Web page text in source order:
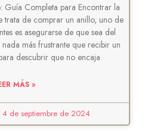
Guía Completa para Encontrar la
trata de comprar un anillo, uno de
es asegurarse de que sea del
más frustrante que recibir un
descubrir que no encaja
MÁS »
4 de septiembre de 2024